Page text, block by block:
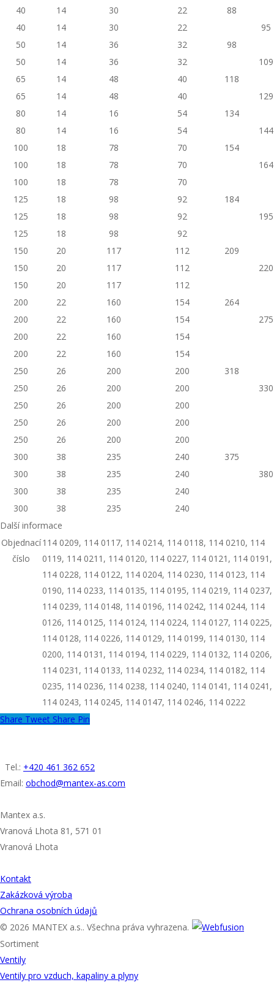
40 14 30 22
88
40
14 30 22
95
50
14 36 32
98
50
14 36 32
109
65
14 48 40
118
65
14 48 40
129
80
14 16 54
134
80
14 16 54
144
100
18 78 70
154
100
18 78 70
164
100
18 78
70
125
18 98 92
184
125
18 98 92
195
125
18 98
92
150
20 117 112
209
150
20 117 112
220
150
20 117
112
200
22 160 154
264
200
22 160 154
275
200
22 160
154
200
22 160
154
250
26 200 200
318
250
26 200 200
330
250
26 200
200
250
26 200
200
250
26 200
200
300
38 235 240
375
300
38 235 240
380
300
38 235
240
300
38 235
240
Další informace
Objednací
číslo
114 0209, 114 0117, 114 0214, 114 0118, 114 0210, 114
0119, 114 0211, 114 0120, 114 0227, 114 0121, 114 0191,
114 0228, 114 0122, 114 0204, 114 0230, 114 0123, 114
0190, 114 0233, 114 0135, 114 0195, 114 0219, 114 0237,
114 0239, 114 0148, 114 0196, 114 0242, 114 0244, 114
0126, 114 0125, 114 0124, 114 0224, 114 0127, 114 0225,
114 0128, 114 0226, 114 0129, 114 0199, 114 0130, 114
0200, 114 0131, 114 0194, 114 0229, 114 0132, 114 0206,
114 0231, 114 0133, 114 0232, 114 0234, 114 0182, 114
0235, 114 0236, 114 0238, 114 0240, 114 0141, 114 0241,
114 0243, 114 0245, 114 0147, 114 0246, 114 0222
Share Tweet Share Pin
Tel.: +420 461 362 652
Email: obchod@mantex-as.com
Mantex a.s.
Vranová Lhota 81, 571 01
Vranová Lhota
Kontakt
Zakázková výroba
Ochrana osobních údajů
© 2026 MANTEX a.s.. Všechna práva vyhrazena.
Sortiment
Ventily
Ventily pro vzduch, kapaliny a plyny